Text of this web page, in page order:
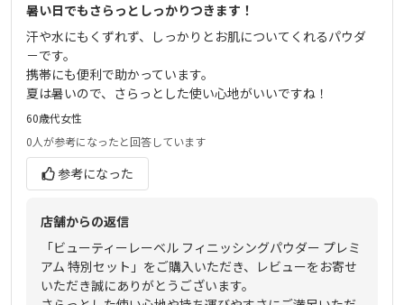
暑い日でもさらっとしっかりつきます！
汗や水にもくずれず、しっかりとお肌についてくれるパウダ
－です。
携帯にも便利で助かっています。
夏は暑いので、さらっとした使い心地がいいですね！
60歳代女性
0人が参考になったと回答しています
参考になった
店舗からの返信
「ビューティーレーベル フィニッシングパウダー プレミ
アム 特別セット」をご購入いただき、レビューをお寄せ
いただき誠にありがとうございます。